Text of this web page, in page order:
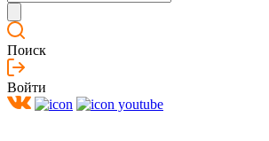
Поиск
Войти